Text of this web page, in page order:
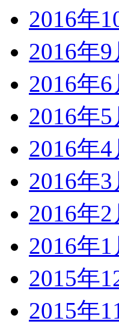
2016年
2016年9
2016年6
2016年5
2016年4
2016年3
2016年2
2016年1
2015年
2015年